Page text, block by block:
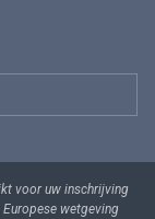
voor uw inschrijving
wetgeving